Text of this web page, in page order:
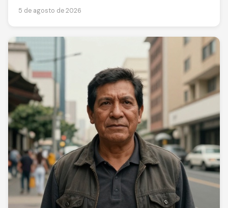
5 de agosto de 2026